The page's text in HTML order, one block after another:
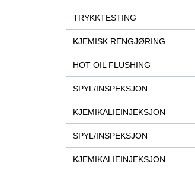
TRYKKTESTING
KJEMISK RENGJØRING
HOT OIL FLUSHING
SPYL/INSPEKSJON
KJEMIKALIEINJEKSJON
SPYL/INSPEKSJON
KJEMIKALIEINJEKSJON